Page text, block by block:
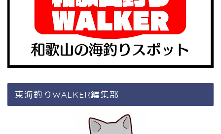
東海釣りWALKER編集部